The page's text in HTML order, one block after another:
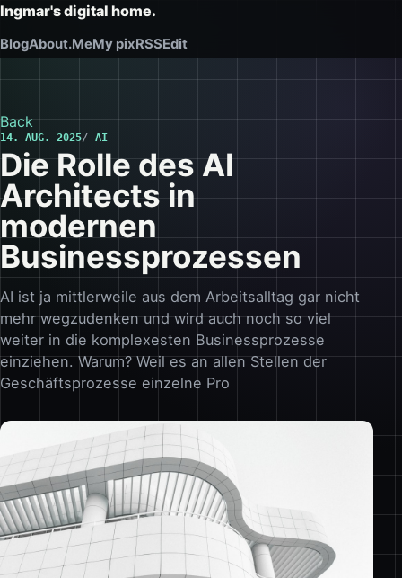
Ingmar's digital home.
BlogAbout.MeMy pixRSSEdit
Back
14. AUG. 2025 AI
Die Rolle des AI
Architects in
modernen
Businessprozessen
AI ist ja mittlerweile aus dem Arbeitsalltag gar nicht
mehr wegzudenken und wird auch noch so viel
weiter in die komplexesten Businessprozesse
einziehen. Warum? Weil es an allen Stellen der
Geschäftsprozesse einzelne Pro